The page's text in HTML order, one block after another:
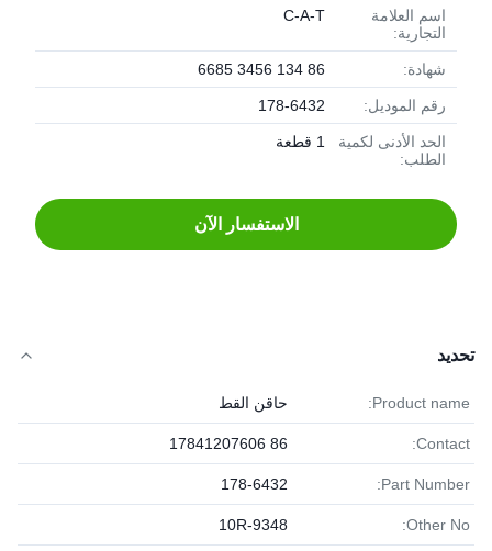
اسم العلامة
التجارية:
C-A-T
شهادة: 86 134 3456 6685
رقم الموديل: 178-6432
الحد الأدنى لكمية
الطلب:
1 قطعة
الاستفسار الآن
تحديد
Product name: حاقن القط
Contact:
86 17841207606
Part Number:
178-6432
Other No:
10R-9348